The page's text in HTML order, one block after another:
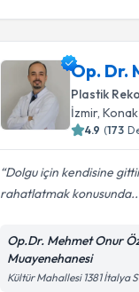
Op. Dr.
Plastik
İzmir,Konak
4.9 (173
Dolgu için kendisine
rahatlatmak
Op.Dr. Mehmet Onur
Muayenehanesi
Kültür Mahallesi 1381 İtalya